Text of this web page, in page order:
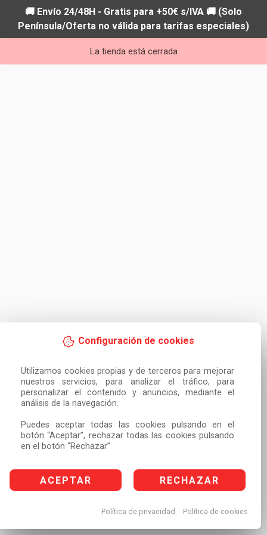
Configuración de cookies
Utilizamos cookies propias y de terceros para mejorar
nuestros servicios, para analizar el tráfico, para
personalizar el contenido y anuncios, mediante el
análisis de la navegación.
Puedes aceptar todas las cookies pulsando en el
botón “Aceptar”, rechazar todas las cookies pulsando
en el botón “Rechazar”
ACEPTAR RECHAZAR
Política de privacidad Política de cookies
🚚 Envío 24/48H - Gratis para +50€ s/IVA 🚚 (Solo
Península/Oferta no válida para tarifas especiales)
La tienda está cerrada